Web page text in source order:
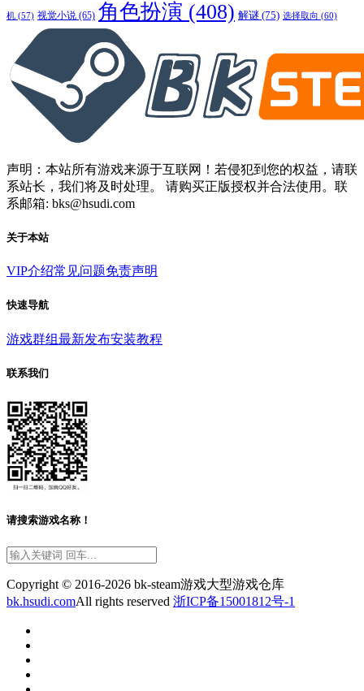
机 (57) 视觉小说 (65) 角色扮演 (408) 解谜 (75) 选择取向 (60)
声明：本站所有游戏来源于互联网！若侵犯到您的权益，请联
系站长，我们将及时处理。 请购买正版授权并合法使用。联
系邮箱: bks@hsudi.com
关于本站
VIP介绍常见问题免责声明
快速导航
游戏群组最新发布安装教程
联系我们
请搜索游戏名称！
Copyright © 2016-2026 bk-steam游戏大型游戏仓库
bk.hsudi.comAll rights reserved 浙ICP备15001812号-1